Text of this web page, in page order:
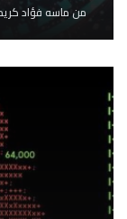
منماسه فؤاد